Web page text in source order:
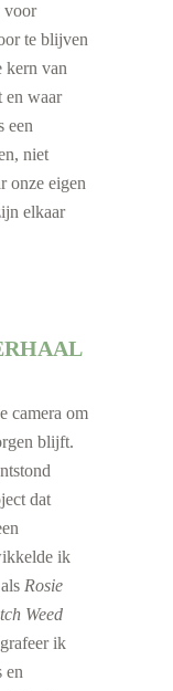
voor
te blijven
kern van
en waar
een
niet
onze eigen
elkaar
camera om
blijft.
dat
ik
Rosie
Weed
ik
en